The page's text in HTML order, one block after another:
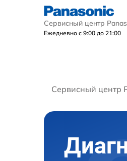
Сервисный центр
Ежедневно с 9:00 до 21:00
Сервисный центр